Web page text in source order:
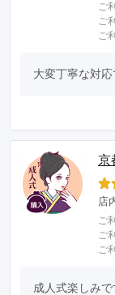
ご
ご
ご
大変丁寧な対応
京
店
ご
ご
ご
成人式楽しみで